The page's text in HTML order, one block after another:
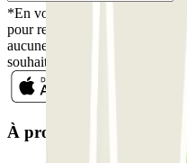
*En vous inscrivant, vous
pour recevoir des
aucune obligation, vous
souhaitez dans la même
À propos de Parclick